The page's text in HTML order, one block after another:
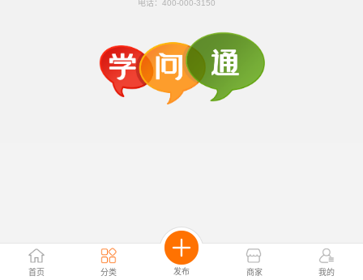
首页 分类 发布 商家 我的
电话： 400-000-3150